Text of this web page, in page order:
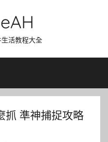
活教程大全
抓 準神捕捉攻略